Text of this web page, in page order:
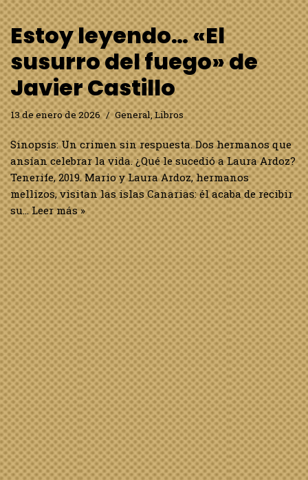
Estoy leyendo… «El
susurro del fuego» de
Javier Castillo
13 de enero de 2026 General,Libros
Sinopsis: Un crimen sin respuesta. Dos hermanos que
ansían celebrar la vida. ¿Qué le sucedió a Laura Ardoz?
Tenerife, 2019. Mario y Laura Ardoz, hermanos
mellizos, visitan las islas Canarias: él acaba de recibir
su…Leer más »